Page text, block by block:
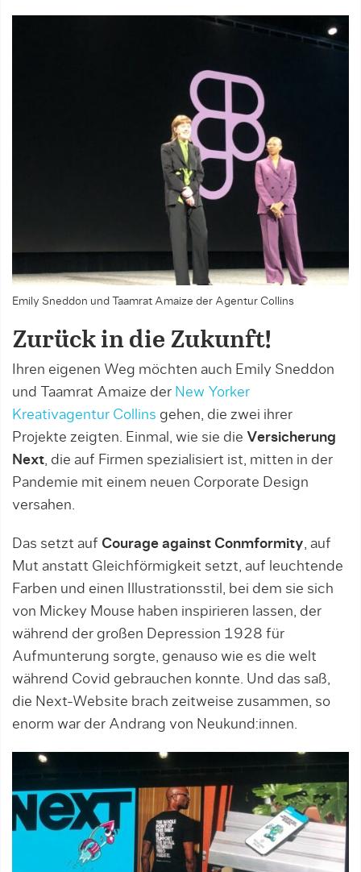
Emily Sneddon und Taamrat Amaize der Agentur Collins
Zurück in die Zukunft!
Ihren eigenen Weg möchten auch Emily Sneddon
und Taamrat Amaize der New Yorker
Kreativagentur Collins gehen, die zwei ihrer
Projekte zeigten. Einmal, wie sie die Versicherung
Next, die auf Firmen spezialisiert ist, mitten in der
Pandemie mit einem neuen Corporate Design
versahen.
Das setzt auf Courage against Conmformity, auf
Mut anstatt Gleichförmigkeit setzt, auf leuchtende
Farben und einen Illustrationsstil, bei dem sie sich
von Mickey Mouse haben inspirieren lassen, der
während der großen Depression 1928 für
Aufmunterung sorgte, genauso wie es die welt
während Covid gebrauchen konnte. Und das saß,
die Next-Website brach zeitweise zusammen, so
enorm war der Andrang von Neukund:innen.